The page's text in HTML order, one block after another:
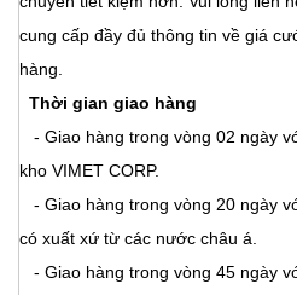
cung cấp đầy đủ thông tin về giá
hàng.
Thời gian giao hàng
- Giao hàng trong vòng 02 ngày
kho VIMET CORP.
- Giao hàng trong vòng 20 ngày
có xuất xứ từ các nước châu á.
- Giao hàng trong vòng 45 ngày